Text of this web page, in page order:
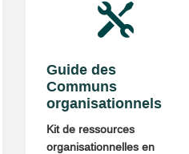

Guide des
Communs
organisationnels
Kit de ressources
organisationnelles en